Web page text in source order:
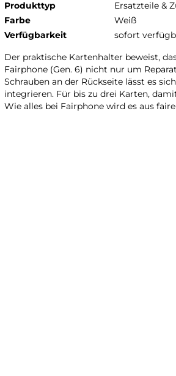
Produkttyp
Ersatzteile &
Farbe
Weiß
Verfügbarkeit
sofort
Der praktische Kartenhalter beweist,
Fairphone (Gen. 6) nicht nur um
Schrauben an der Rückseite lässt es
integrieren. Für bis zu drei Karten,
Wie alles bei Fairphone wird es aus